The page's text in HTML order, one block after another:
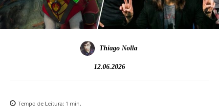
Thiago Nolla
12.06.2026
Tempo de Leitura: 1 min.